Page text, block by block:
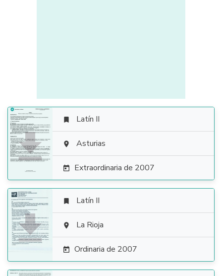

 Latín II
 Asturias
 Extraordinaria de 2007

 Latín II
 La Rioja
 Ordinaria de 2007